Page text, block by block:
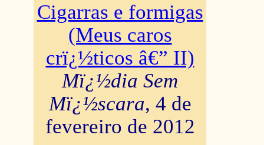
Cigarras e formigas
(Meus caros
crï¿½ticos â€” II)
Mï¿½dia Sem
Mï¿½scara, 4 de
fevereiro de 2012